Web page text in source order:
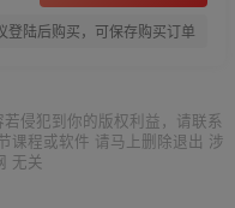
登陆后购买，可保存购买订单
侵犯到你的版权利益，请联系
课程或软件 请马上删除退出 涉
无关